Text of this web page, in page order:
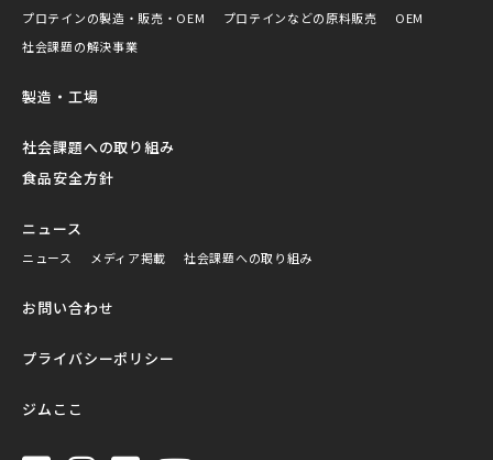
プロテインの製造・販売・OEM プロテインなどの原料販売
OEM
社会課題の解決事業
製造・工場
社会課題への取り組み
食品安全方針
ニュース
ニュース メディア掲載 社会課題への取り組み
お問い合わせ
プライバシーポリシー
ジムここ